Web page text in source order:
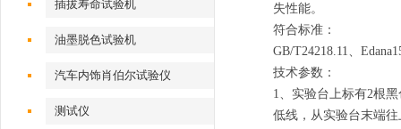
插拔寿命试验机
油墨脱色试验机
汽车内饰肖伯尔试验仪
测试仪
失性能。
符合标准：
GB/T24218.11、
技术参数：
1、 实验台上标有2根黑
低线，从实验台末端往